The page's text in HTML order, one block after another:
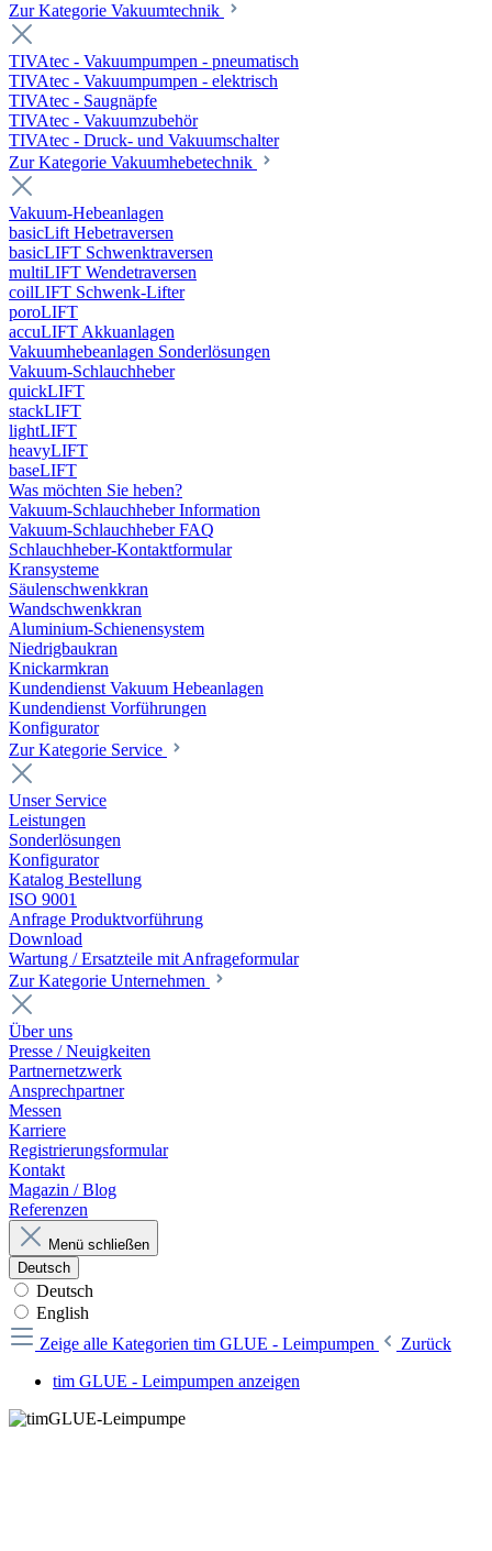
Zur Kategorie Vakuumtechnik
TIVAtec - Vakuumpumpen - pneumatisch
TIVAtec - Vakuumpumpen - elektrisch
TIVAtec - Saugnäpfe
TIVAtec - Vakuumzubehör
TIVAtec - Druck- und Vakuumschalter
Zur Kategorie Vakuumhebetechnik
Vakuum-Hebeanlagen
basicLift Hebetraversen
basicLIFT Schwenktraversen
multiLIFT Wendetraversen
coilLIFT Schwenk-Lifter
poroLIFT
accuLIFT Akkuanlagen
Vakuumhebeanlagen Sonderlösungen
Vakuum-Schlauchheber
quickLIFT
stackLIFT
lightLIFT
heavyLIFT
baseLIFT
Was möchten Sie heben?
Vakuum-Schlauchheber Information
Vakuum-Schlauchheber FAQ
Schlauchheber-Kontaktformular
Kransysteme
Säulenschwenkkran
Wandschwenkkran
Aluminium-Schienensystem
Niedrigbaukran
Knickarmkran
Kundendienst Vakuum Hebeanlagen
Kundendienst Vorführungen
Konfigurator
Zur Kategorie Service
Unser Service
Leistungen
Sonderlösungen
Konfigurator
Katalog Bestellung
ISO 9001
Anfrage Produktvorführung
Download
Wartung / Ersatzteile mit Anfrageformular
Zur Kategorie Unternehmen
Über uns
Presse / Neuigkeiten
Partnernetzwerk
Ansprechpartner
Messen
Karriere
Registrierungsformular
Kontakt
Magazin / Blog
Referenzen
Menü schließen
Deutsch
Deutsch
English
Zeige alle Kategorien tim GLUE - Leimpumpen
Zurück
tim GLUE - Leimpumpen anzeigen